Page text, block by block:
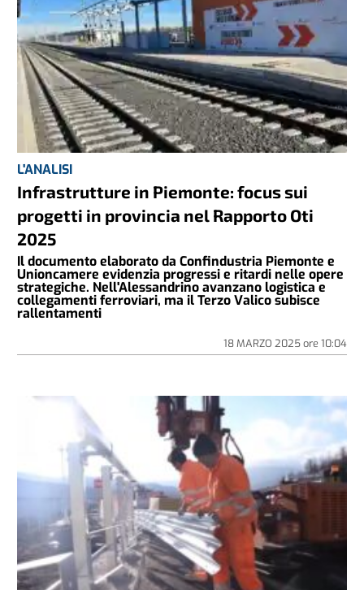
L'ANALISI
Infrastrutture in Piemonte: focus sui
progetti in provincia nel Rapporto Oti
2025
Il documento elaborato da Confindustria Piemonte e
Unioncamere evidenzia progressi e ritardi nelle opere
strategiche. Nell'Alessandrino avanzano logistica e
collegamenti ferroviari, ma il Terzo Valico subisce
rallentamenti
18 MARZO 2025ore 10:04